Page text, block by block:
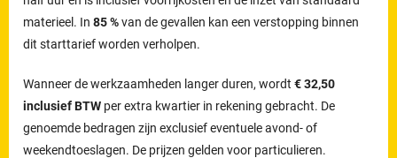
materieel. In85 %van de gevallen kan een verstopping binnen
dit starttarief worden verholpen.
Wanneer de werkzaamheden langer duren, wordt€ 32,50
inclusief BTW per extra kwartier in rekening gebracht. De
genoemde bedragen zijn exclusief eventuele avond- of
weekendtoeslagen. De prijzen gelden voor particulieren.